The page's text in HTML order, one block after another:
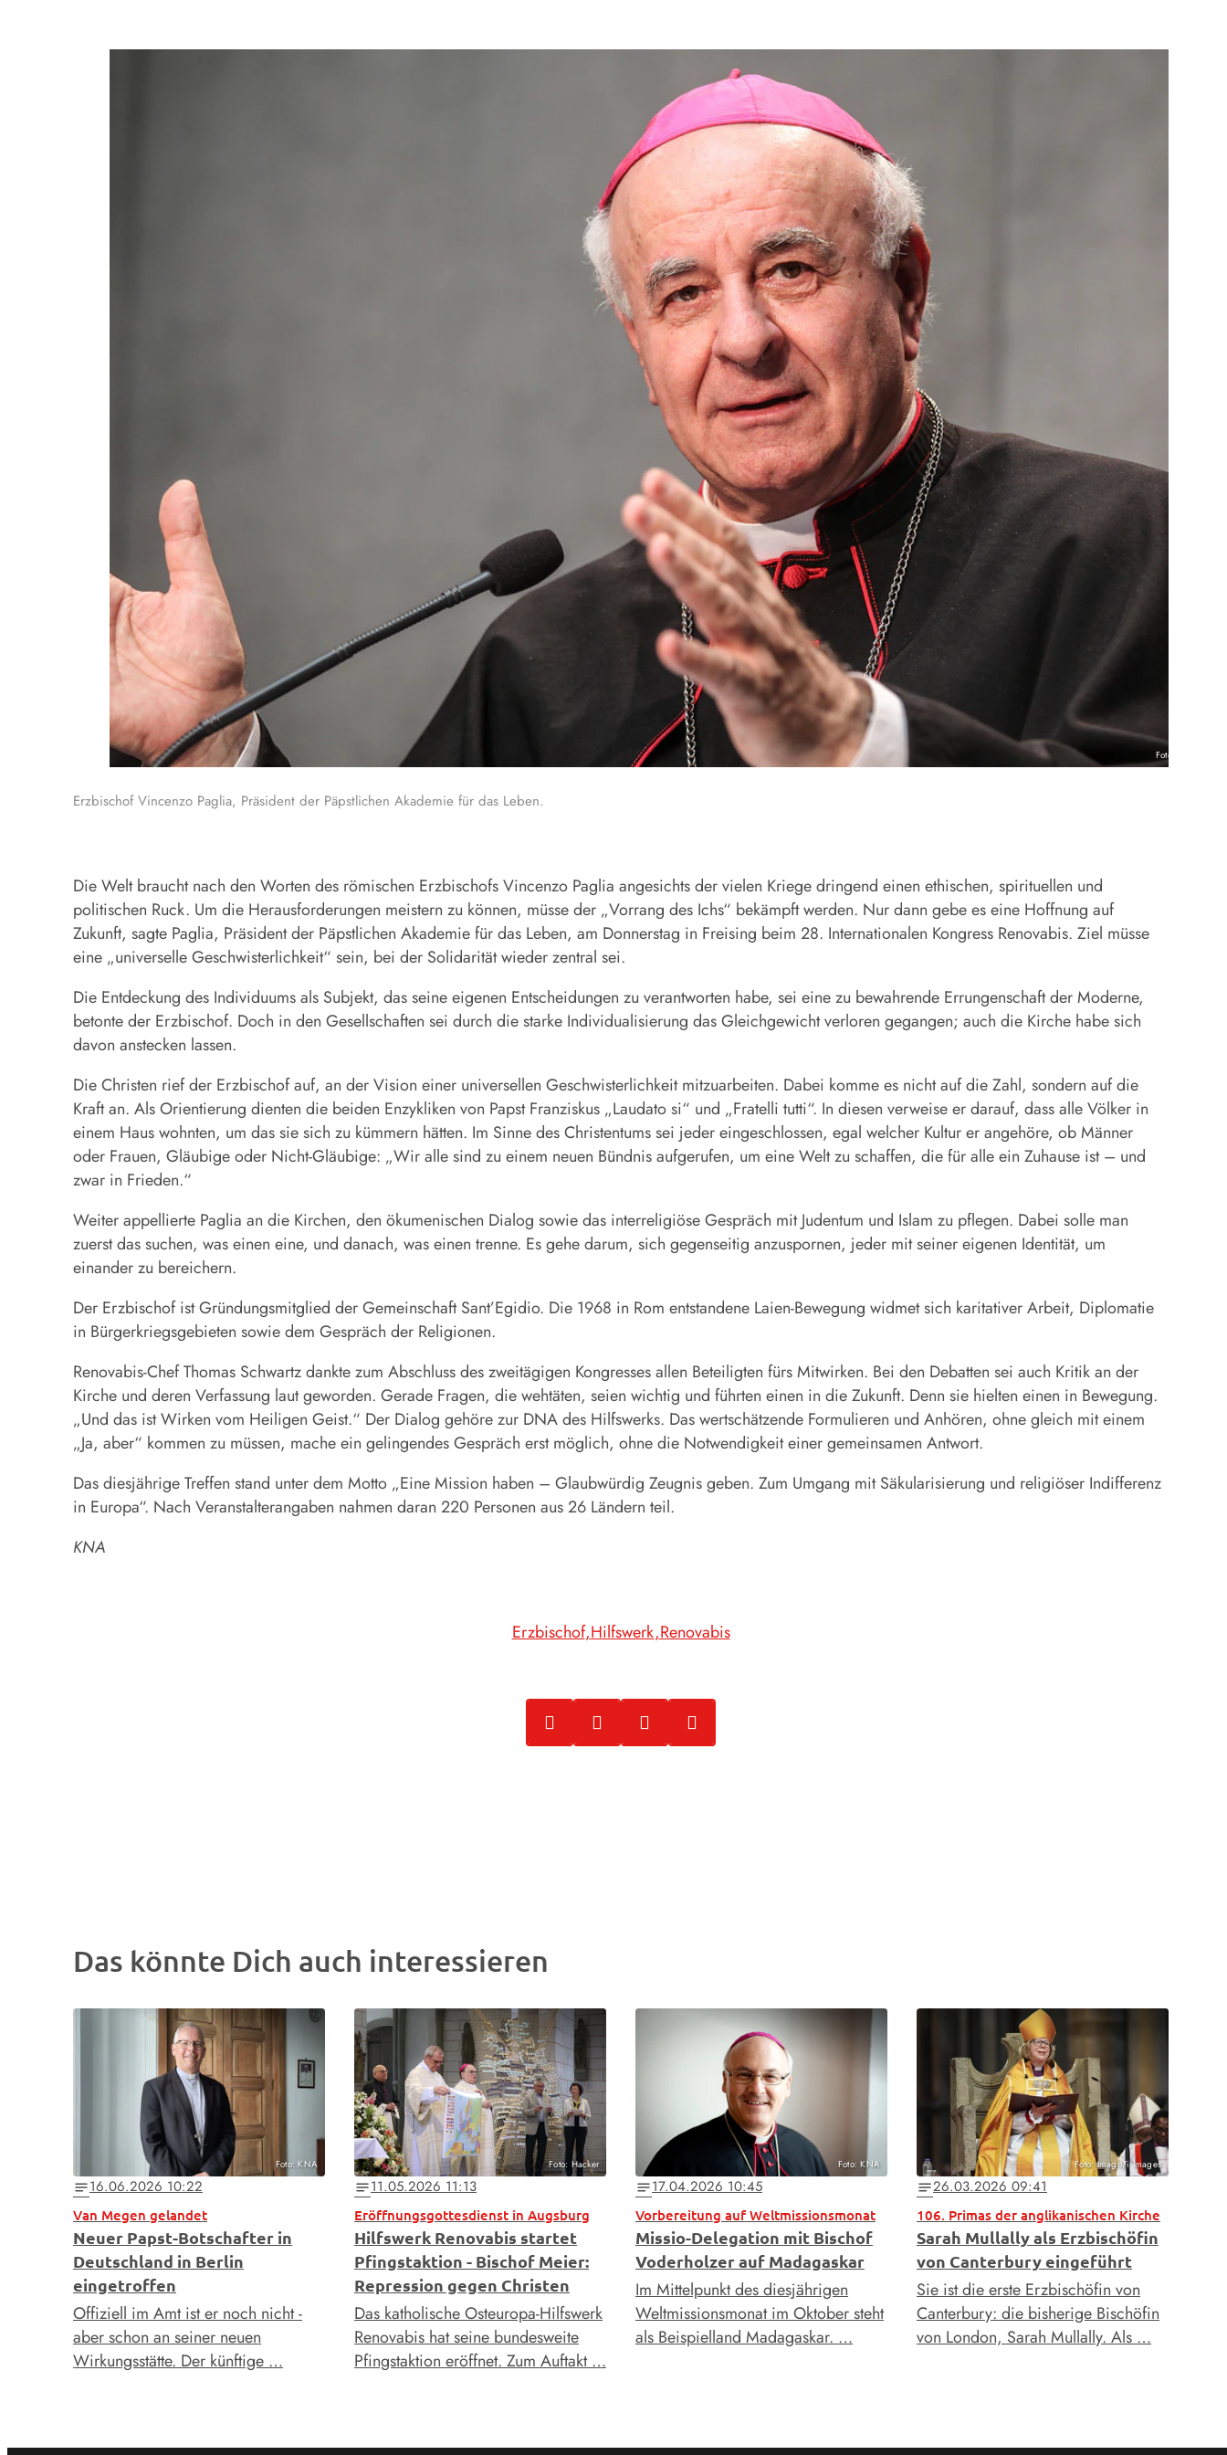
Foto: KNA
Erzbischof Vincenzo Paglia, Präsident der Päpstlichen Akademie für das Leben.
Die Welt braucht nach den Worten des römischen Erzbischofs Vincenzo Paglia angesichts der vielen Kriege dringend einen ethischen, spirituellen und
politischen Ruck. Um die Herausforderungen meistern zu können, müsse der „Vorrang des Ichs“ bekämpft werden. Nur dann gebe es eine Hoffnung auf
Zukunft, sagte Paglia, Präsident der Päpstlichen Akademie für das Leben, am Donnerstag in Freising beim 28. Internationalen Kongress Renovabis. Ziel müsse
eine „universelle Geschwisterlichkeit“ sein, bei der Solidarität wieder zentral sei.
Die Entdeckung des Individuums als Subjekt, das seine eigenen Entscheidungen zu verantworten habe, sei eine zu bewahrende Errungenschaft der Moderne,
betonte der Erzbischof. Doch in den Gesellschaften sei durch die starke Individualisierung das Gleichgewicht verloren gegangen; auch die Kirche habe sich
davon anstecken lassen.
Die Christen rief der Erzbischof auf, an der Vision einer universellen Geschwisterlichkeit mitzuarbeiten. Dabei komme es nicht auf die Zahl, sondern auf die
Kraft an. Als Orientierung dienten die beiden Enzykliken von Papst Franziskus „Laudato si“ und „Fratelli tutti“. In diesen verweise er darauf, dass alle Völker in
einem Haus wohnten, um das sie sich zu kümmern hätten. Im Sinne des Christentums sei jeder eingeschlossen, egal welcher Kultur er angehöre, ob Männer
oder Frauen, Gläubige oder Nicht-Gläubige: „Wir alle sind zu einem neuen Bündnis aufgerufen, um eine Welt zu schaffen, die für alle ein Zuhause ist – und
zwar in Frieden.“
Weiter appellierte Paglia an die Kirchen, den ökumenischen Dialog sowie das interreligiöse Gespräch mit Judentum und Islam zu pflegen. Dabei solle man
zuerst das suchen, was einen eine, und danach, was einen trenne. Es gehe darum, sich gegenseitig anzuspornen, jeder mit seiner eigenen Identität, um
einander zu bereichern.
Der Erzbischof ist Gründungsmitglied der Gemeinschaft Sant’Egidio. Die 1968 in Rom entstandene Laien-Bewegung widmet sich karitativer Arbeit, Diplomatie
in Bürgerkriegsgebieten sowie dem Gespräch der Religionen.
Renovabis-Chef Thomas Schwartz dankte zum Abschluss des zweitägigen Kongresses allen Beteiligten fürs Mitwirken. Bei den Debatten sei auch Kritik an der
Kirche und deren Verfassung laut geworden. Gerade Fragen, die wehtäten, seien wichtig und führten einen in die Zukunft. Denn sie hielten einen in Bewegung.
„Und das ist Wirken vom Heiligen Geist.“ Der Dialog gehöre zur DNA des Hilfswerks. Das wertschätzende Formulieren und Anhören, ohne gleich mit einem
„Ja, aber“ kommen zu müssen, mache ein gelingendes Gespräch erst möglich, ohne die Notwendigkeit einer gemeinsamen Antwort.
Das diesjährige Treffen stand unter dem Motto „Eine Mission haben – Glaubwürdig Zeugnis geben. Zum Umgang mit Säkularisierung und religiöser Indifferenz
in Europa“. Nach Veranstalterangaben nahmen daran 220 Personen aus 26 Ländern teil.
KNA
Erzbischof Hilfswerk Renovabis
Das könnte Dich auch interessieren
Foto: KNA
notes16.06.2026 10:22
Van Megen gelandet
Neuer Papst-Botschafter in
Deutschland in Berlin
eingetroffen
Offiziell im Amt ist er noch nicht -
aber schon an seiner neuen
Wirkungsstätte. Der künftige …
Foto: Hacker
notes11.05.2026 11:13
Eröffnungsgottesdienst in Augsburg
Hilfswerk Renovabis startet
Pfingstaktion - Bischof Meier:
Repression gegen Christen
Das katholische Osteuropa-Hilfswerk
Renovabis hat seine bundesweite
Pfingstaktion eröffnet. Zum Auftakt …
Foto: KNA
notes17.04.2026 10:45
Vorbereitung auf Weltmissionsmonat
Missio-Delegation mit Bischof
Voderholzer auf Madagaskar
Im Mittelpunkt des diesjährigen
Weltmissionsmonat im Oktober steht
als Beispielland Madagaskar. …
Foto: Imago/i Images
notes26.03.2026 09:41
106. Primas der anglikanischen Kirche
Sarah Mullally als Erzbischöfin
von Canterbury eingeführt
Sie ist die erste Erzbischöfin von
Canterbury: die bisherige Bischöfin
von London, Sarah Mullally. Als …